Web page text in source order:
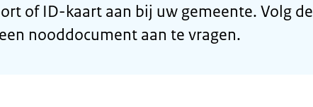
of ID-kaart aan bij uw gemeente. Volg de
nooddocument aan te vragen.